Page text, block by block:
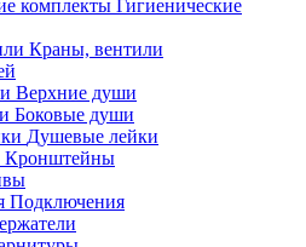
Гигиенические
Краны, вентили
Верхние души
Боковые души
Душевые лейки
Кронштейны
Подключения